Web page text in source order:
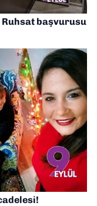
Ruhsat başvurusu